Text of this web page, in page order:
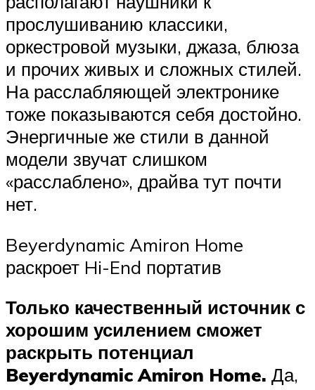
прослушиванию классики,
оркестровой музыки, джаза, блюза
и прочих живых и сложных стилей.
На расслабляющей электронике
тоже показываются себя достойно.
Энергичные же стили в данной
модели звучат слишком
«расслаблено», драйва тут почти
нет.
Beyerdynamic Amiron Home
раскроет Hi-End портатив
Только качественный источник с
хорошим усилением сможет
раскрыть потенциал
Beyerdynamic Amiron Home. Да,